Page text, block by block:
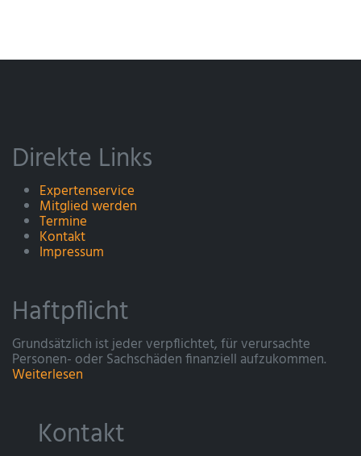
Direkte Links
Expertenservice
Mitglied werden
Termine
Kontakt
Impressum
Haftpflicht
Grundsätzlich ist jeder verpflichtet, für verursachte
Personen- oder Sachschäden finanziell aufzukommen.
Weiterlesen
Kontakt